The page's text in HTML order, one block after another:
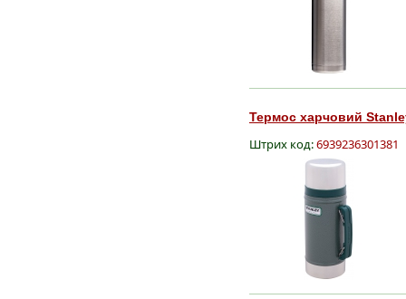
Термос харчовий
Штрих код:6939236301381